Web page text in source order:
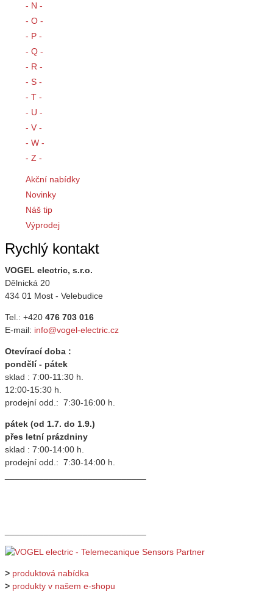
- N -
- O -
- P -
- Q -
- R -
- S -
- T -
- U -
- V -
- W -
- Z -
Akční nabídky
Novinky
Náš tip
Výprodej
Rychlý kontakt
VOGEL electric, s.r.o.
Dělnická 20
434 01 Most - Velebudice
Tel.: +420 476 703 016
E-mail: info@vogel-electric.cz
Otevírací doba :
pondělí - pátek
sklad : 7:00-11:30 h.
12:00-15:30 h.
prodejní odd.: 7:30-16:00 h.
pátek (od 1.7. do 1.9.)
přes letní prázdniny
sklad : 7:00-14:00 h.
prodejní odd.: 7:30-14:00 h.
> produktová nabídka
> produkty v našem e-shopu